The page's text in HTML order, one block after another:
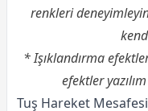
renkleri
* Işıklandırma
efektler
Tuş Hareket Mesafesi